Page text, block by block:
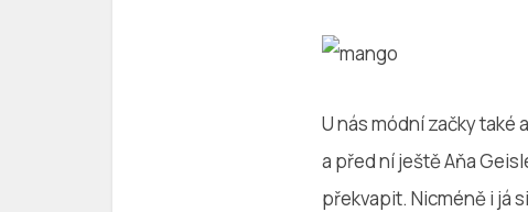
U nás módní začky také
a před ní ještě Aňa
překvapit. Nicméně i já